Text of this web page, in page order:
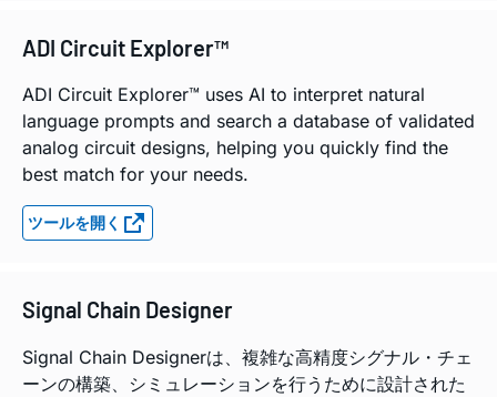
ADI Circuit Explorer™
ADI Circuit Explorer™ uses AI to interpret natural
language prompts and search a database of validated
analog circuit designs, helping you quickly find the
best match for your needs.
ツールを開く
Signal Chain Designer
Signal Chain Designerは、複雑な高精度シグナル・チェ
ーンの構築、シミュレーションを行うために設計された